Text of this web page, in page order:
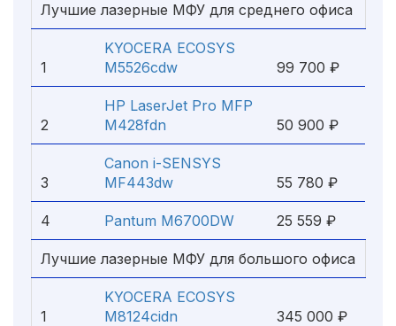
Лучшие лазерные МФУ для среднего офиса
1
KYOCERA ECOSYS
M5526cdw
99 700 ₽
2
HP LaserJet Pro MFP
M428fdn
50 900 ₽
3
Canon i-SENSYS
MF443dw
55 780 ₽
4 Pantum M6700DW 25 559 ₽
Лучшие лазерные МФУ для большого офиса
1
KYOCERA ECOSYS
M8124cidn
345 000 ₽